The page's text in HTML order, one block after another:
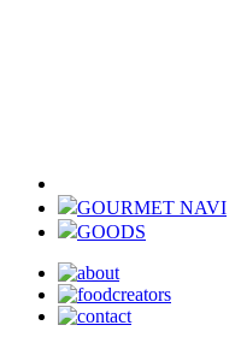
GOURMET NAVI
GOODS